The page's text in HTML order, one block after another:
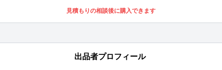
見積もりの相談後に購入できます
出品者プロフィール